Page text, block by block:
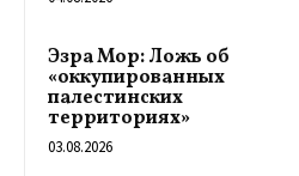
Эзра Мор: Ложь об
«оккупированных
палестинских
территориях»
03.08.2026